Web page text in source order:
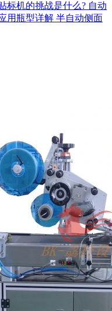
标机的挑战是什么? 自动
用瓶型详解 半自动侧面